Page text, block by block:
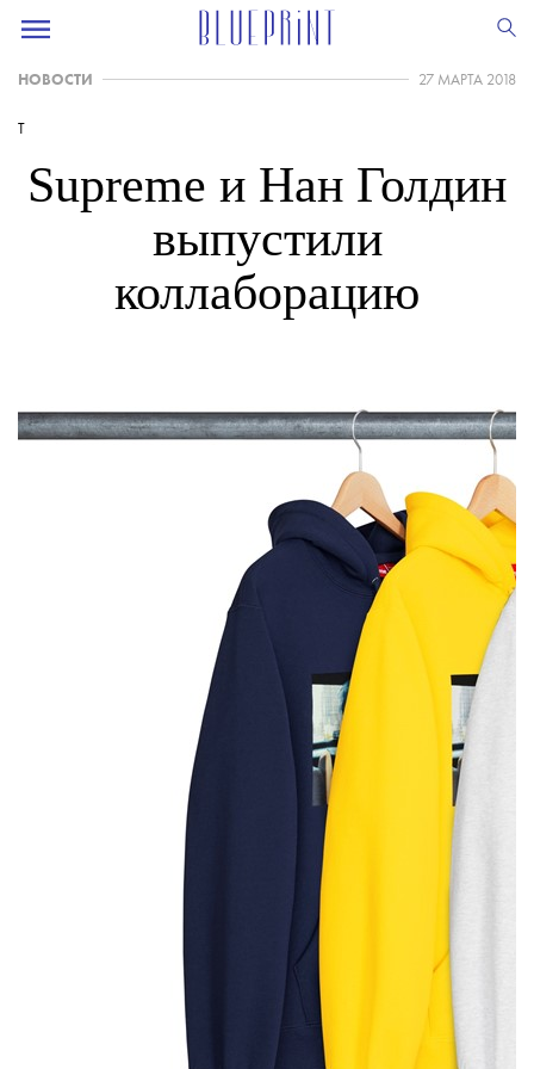
НОВОСТИ 27 МАРТА 2018
T
Supreme и Нан Голдин
выпустили
коллаборацию
Скейт-марка Supreme и фотохудожница Нан Голдин
выпустили совместную коллекцию. Голдин известна
своими сериями фотографий, посвященных гендеру и
сексуальности. Для коллаборации были использованы ее